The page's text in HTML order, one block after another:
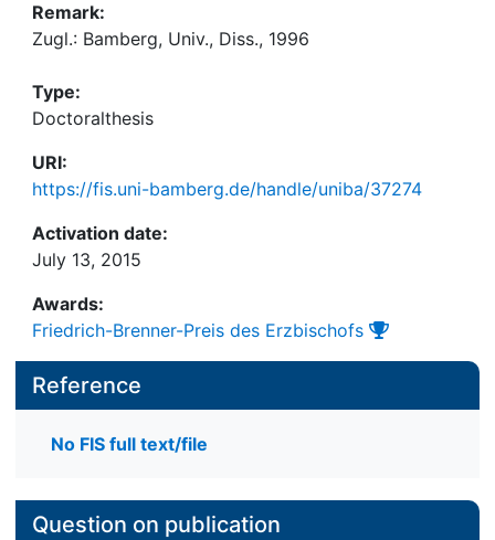
Remark:
Zugl.: Bamberg, Univ., Diss., 1996
Type:
Doctoralthesis
URI:
https://fis.uni-bamberg.de/handle/uniba/37274
Activation date:
July 13, 2015
Awards:
Friedrich-Brenner-Preis des Erzbischofs
Reference
No FIS full text/file
Question on publication